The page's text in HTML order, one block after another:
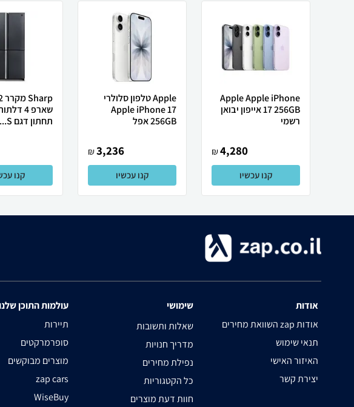
Apple Apple iPhone
17 256GB אייפון יבואן
רשמי
4,280
₪
קנו עכשיו
Apple טלפון סלולרי
Apple iPhone 17
256GB אפל
3,236
₪
קנו עכשיו
שארפ 4
תחתון דגם S...
קנו
אודות
השוואת מחירים zap אודות
תנאי שימוש
האיזור האישי
יצירת קשר
שימושי
שאלות ותשובות
מדריך חנויות
נפילת מחירים
כל הקטגוריות
חוות דעת מוצרים
עולמות התוכן
תיירות
סופרמרקטים
מוצרים מבוקשים
zap cars
WiseBuy